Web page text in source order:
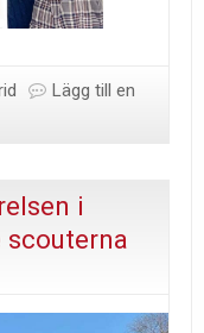
Lägg till en
i
scouterna